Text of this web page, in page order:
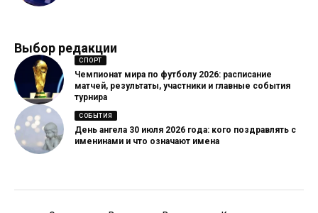
Выбор редакции
СПОРТ
Чемпионат мира по футболу 2026: расписание
матчей, результаты, участники и главные события
турнира
СОБЫТИЯ
День ангела 30 июля 2026 года: кого поздравлять с
именинами и что означают имена